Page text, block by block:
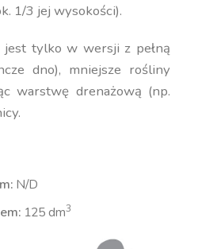
1/3 jej wysokości).
jest tylko w wersji z pełną
dno), mniejsze rośliny
warstwę drenażową (np.
N/D
125 dm3